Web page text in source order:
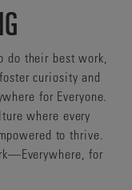
do their best work,
curiosity and
for Everyone.
where every
to thrive.
for